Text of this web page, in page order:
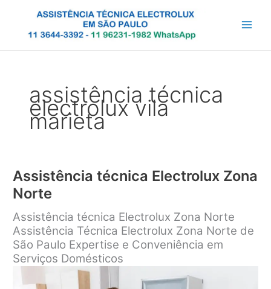
assistência técnica
electrolux vila
marieta
Assistência técnica Electrolux Zona
Norte
Assistência técnica Electrolux Zona Norte
Assistência Técnica Electrolux Zona Norte de
São Paulo Expertise e Conveniência em
Serviços Domésticos